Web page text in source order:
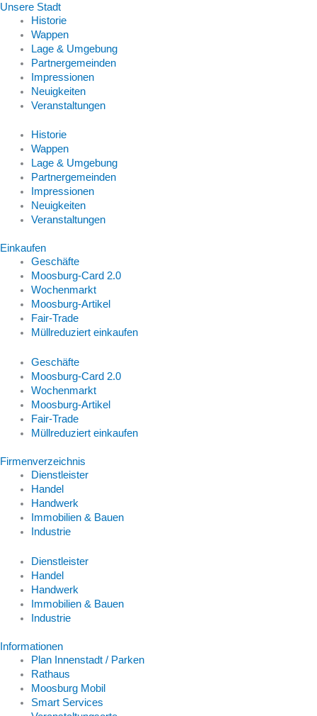
Unsere Stadt
Historie
Wappen
Lage & Umgebung
Partnergemeinden
Impressionen
Neuigkeiten
Veranstaltungen
Historie
Wappen
Lage & Umgebung
Partnergemeinden
Impressionen
Neuigkeiten
Veranstaltungen
Einkaufen
Geschäfte
Moosburg-Card 2.0
Wochenmarkt
Moosburg-Artikel
Fair-Trade
Müllreduziert einkaufen
Geschäfte
Moosburg-Card 2.0
Wochenmarkt
Moosburg-Artikel
Fair-Trade
Müllreduziert einkaufen
Firmenverzeichnis
Dienstleister
Handel
Handwerk
Immobilien & Bauen
Industrie
Dienstleister
Handel
Handwerk
Immobilien & Bauen
Industrie
Informationen
Plan Innenstadt / Parken
Rathaus
Moosburg Mobil
Smart Services